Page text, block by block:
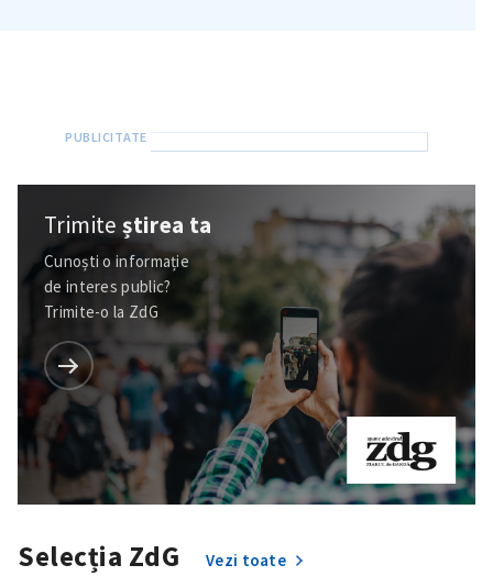
Trimiteștirea ta
Cunoști o informație
de interes public?
Trimite-o la ZdG
Selecția ZdG Vezi toate